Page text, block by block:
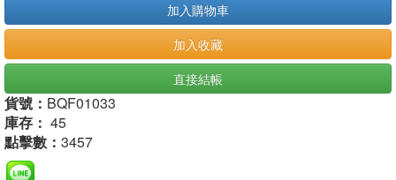
加入購物車
加入收藏
直接結帳
貨號： BQF01033
庫存： 45
點擊數： 3457